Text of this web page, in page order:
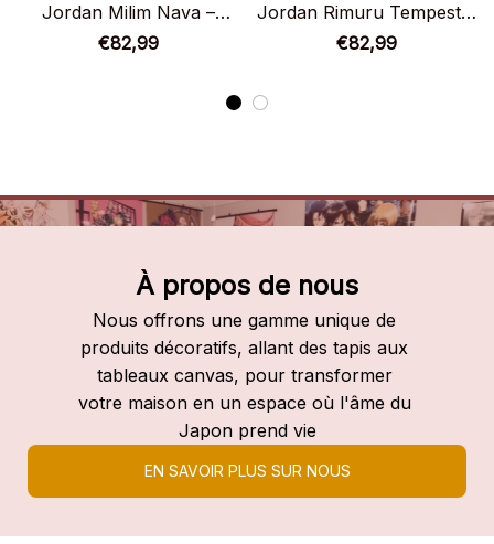
Jordan Milim Nava –
Chaussures montantes
€82,99
Jordan Rimuru Tempest –
Chaussures montantes
€82,99
À propos de nous
Nous offrons une gamme unique de
produits décoratifs, allant des tapis aux
tableaux canvas, pour transformer
votre maison en un espace où l'âme du
Japon prend vie
EN SAVOIR PLUS SUR NOUS